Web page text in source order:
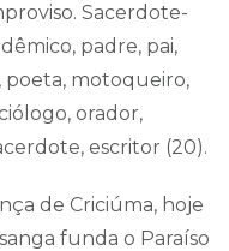
Sacerdote-
padre, pai,
poeta, motoqueiro,
orador,
escritor (20).
de Criciúma, hoje
funda o Paraíso